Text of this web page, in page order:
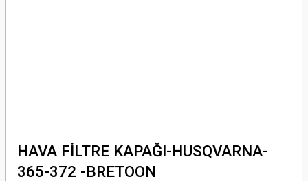
HAVA FİLTRE KAPAĞI-HUSQVARNA-
365-372 -BRETOON